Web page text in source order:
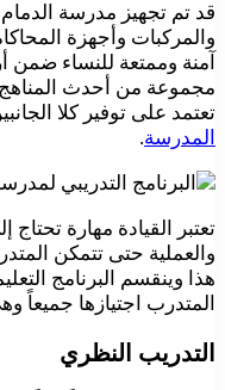
قد تم تجهيز مدرسة الدمام
والمركبات وأجهزة
آمنة وممتعة للنساء ضمن
مجموعة من أحدث المناهج
تعتمد على توفير كلا
المدرسة.
تعتبر القيادة مهارة تحتاج
والعملية حتى تتمكن
المتدرب اجتيازها جميعاً
التدريب النظري